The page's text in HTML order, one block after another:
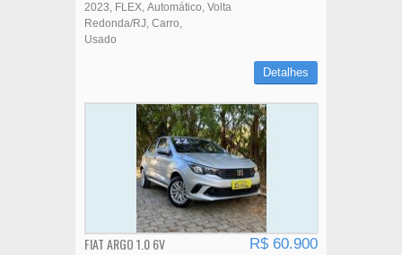
2023 FLEX Automático Volta
Redonda/RJ Carro
Usado
Detalhes
FIAT ARGO 1.0 6V R$ 60.900